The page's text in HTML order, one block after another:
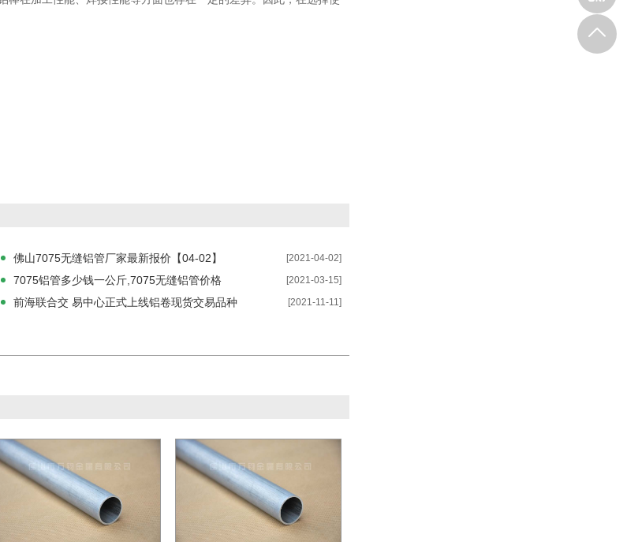
佛山7075无缝铝管厂家最新报价【04-02】 [2021-04-02]
7075铝管多少钱一公斤,7075无缝铝管价格 [2021-03-15]
前海联合交 易中心正式上线铝卷现货交易品种 [2021-11-11]